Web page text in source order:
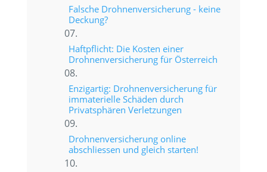
Falsche Drohnenversicherung - keine
Deckung?
Haftpflicht: Die Kosten einer
Drohnenversicherung für Österreich
Enzigartig: Drohnenversicherung für
immaterielle Schäden durch
Privatsphären Verletzungen
Drohnenversicherung online
abschliessen und gleich starten!